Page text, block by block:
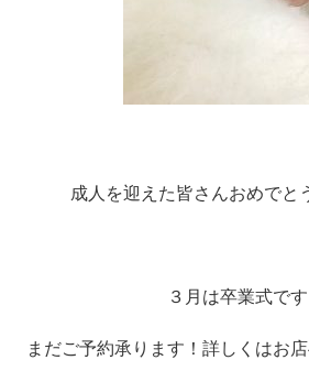
成人を迎えた皆さんおめでと
３月は卒業式です
まだご予約承ります！詳しくはお